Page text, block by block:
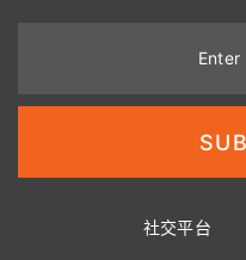
Enter
社交平台